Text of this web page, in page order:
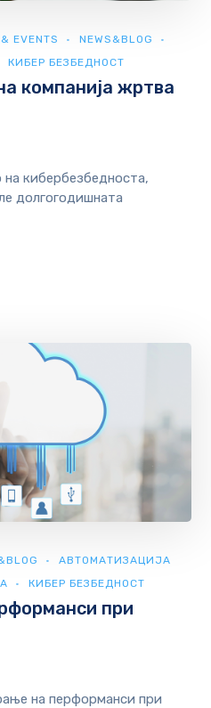
EVENTS
NEWS&BLOG
КИБЕР БЕЗБЕДНОСТ
компанија жртва
кибербезбедноста,
долгогодишната
АВТОМАТИЗАЦИЈА
КИБЕР БЕЗБЕДНОСТ
при
на перформанси при